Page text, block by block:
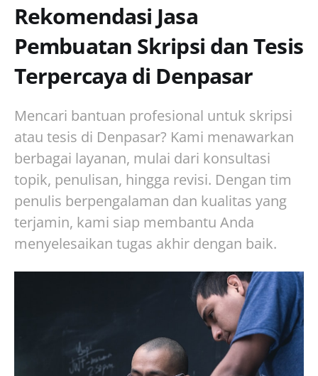
Rekomendasi Jasa
Pembuatan Skripsi dan Tesis
Terpercaya di Denpasar
Mencari bantuan profesional untuk skripsi
atau tesis di Denpasar? Kami menawarkan
berbagai layanan, mulai dari konsultasi
topik, penulisan, hingga revisi. Dengan tim
penulis berpengalaman dan kualitas yang
terjamin, kami siap membantu Anda
menyelesaikan tugas akhir dengan baik.